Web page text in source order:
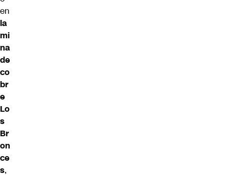
en
la
mi
na
de
co
br
e
Lo
s
Br
on
ce
s,